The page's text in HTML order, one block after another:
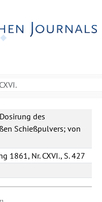
des
Schießpulvers; von
1861, Nr. CXVI., S. 427